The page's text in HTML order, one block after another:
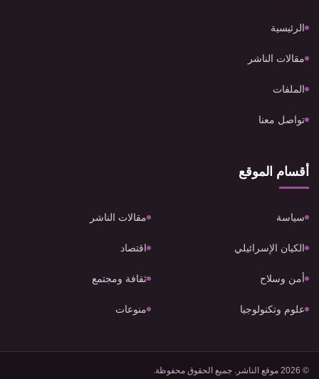
الرئيسية
مقالات الناشر
الملفات
تواصل معنا
أقسام الموقع
سياسة مقالات الناشر
الكيان الإسرائيلي اقتصاد
أمن وسلاح ثقافة ومجتمع
علوم وتكنولوجيا منوعات
© 2026 موقع الناشر. جميع الحقوق محفوظة.